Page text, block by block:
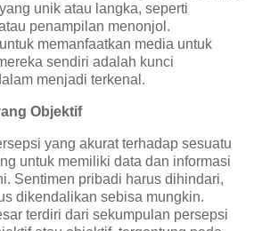
unik atau langka, seperti
penampilan menonjol.
memanfaatkan media untuk
sendiri adalah kunci
menjadi terkenal.
Objektif
yang akurat terhadap sesuatu
untuk memiliki data dan informasi
Sentimen pribadi harus dihindari,
dikendalikan sebisa mungkin.
terdiri dari sekumpulan persepsi